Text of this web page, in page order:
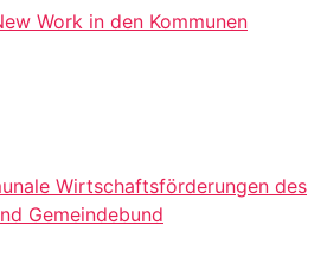
Work in den Kommunen
Wirtschaftsförderungen des
Gemeindebund